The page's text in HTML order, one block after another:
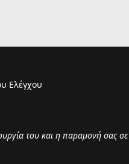
Ελέγχου
του και η παραμονή σας